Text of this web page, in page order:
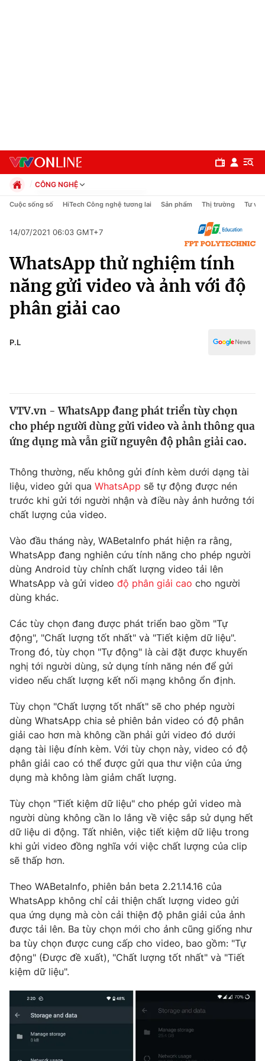
Chính trị
Xã hội
Pháp luật
Thế giới
Tin tức
Câu chuyện quốc tế
Kinh tế
Tài chính
Thị trường
Góc doanh nghiệp
Dữ liệu và đời sống
Truyền hình
Phim VTV
Hậu trường
Nhân vật
Khán giả
Giải sao mai
Giải trí
Điện ảnh
Âm nhạc
Đời sống
Du lịch
Làm đẹp
Chất lượng cuộc sống
Tuyển sinh
Học trực tuyến
Công nghệ
Hitech Công nghệ tương lai
Thị trường
Tư vấn
Giao lưu trực tuyến
Lịch phát sóng
Chuyên mục khác
Emagazine Podcast
Photo Infographic
Video Shorts video
VTV Money VTV Thể thao
VTV Sức khoẻ Bất động sản
Thị trường 24h Tấm lòng Việt
VTV9
Liên hệ tòa soạn English
CÔNG NGHỆ
Chính trị
Pháp luật
Thể thao
Truyền hình
Văn hóa - Giải trí
Y tế
Cuộc sống số HiTech Công nghệ tương lai Sản phẩm Thị trường Tư vấn
14/07/2021 06:03 GMT+7
WhatsApp thử nghiệm tính
năng gửi video và ảnh với độ
phân giải cao
P.L
VTV.vn - WhatsApp đang phát triển tùy chọn
cho phép người dùng gửi video và ảnh thông qua
ứng dụng mà vẫn giữ nguyên độ phân giải cao.
Thông thường, nếu không gửi đính kèm dưới dạng tài
liệu, video gửi qua WhatsApp sẽ tự động được nén
trước khi gửi tới người nhận và điều này ảnh hưởng tới
chất lượng của video.
Vào đầu tháng này, WABetaInfo phát hiện ra rằng,
WhatsApp đang nghiên cứu tính năng cho phép người
dùng Android tùy chỉnh chất lượng video tải lên
WhatsApp và gửi video độ phân giải cao cho người
dùng khác.
Các tùy chọn đang được phát triển bao gồm "Tự
động", "Chất lượng tốt nhất" và "Tiết kiệm dữ liệu".
Trong đó, tùy chọn "Tự động" là cài đặt được khuyến
nghị tới người dùng, sử dụng tính năng nén để gửi
video nếu chất lượng kết nối mạng không ổn định.
Tùy chọn "Chất lượng tốt nhất" sẽ cho phép người
dùng WhatsApp chia sẻ phiên bản video có độ phân
giải cao hơn mà không cần phải gửi video đó dưới
dạng tài liệu đính kèm. Với tùy chọn này, video có độ
phân giải cao có thể được gửi qua thư viện của ứng
dụng mà không làm giảm chất lượng.
Tùy chọn "Tiết kiệm dữ liệu" cho phép gửi video mà
người dùng không cần lo lắng về việc sắp sử dụng hết
dữ liệu di động. Tất nhiên, việc tiết kiệm dữ liệu trong
khi gửi video đồng nghĩa với việc chất lượng của clip
sẽ thấp hơn.
Theo WABetaInfo, phiên bản beta 2.21.14.16 của
WhatsApp không chỉ cải thiện chất lượng video gửi
qua ứng dụng mà còn cải thiện độ phân giải của ảnh
được tải lên. Ba tùy chọn mới cho ảnh cũng giống như
ba tùy chọn được cung cấp cho video, bao gồm: "Tự
động" (Được đề xuất), "Chất lượng tốt nhất" và "Tiết
kiệm dữ liệu".